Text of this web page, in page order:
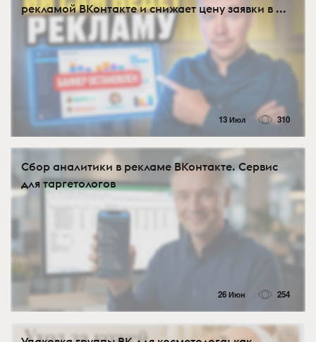
рекламой ВКонтакте и снижает цену заявки в ...
13 Июл 310
Сбор аналитики в рекламе ВКонтакте. Сервис
для таргетологов
26 Июн 254